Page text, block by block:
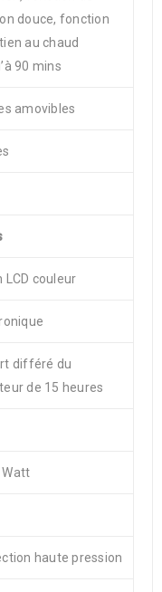
douce, fonction
au chaud
90 mins
amovibles
LCD couleur
différé du
de 15 heures
Watt
haute pression